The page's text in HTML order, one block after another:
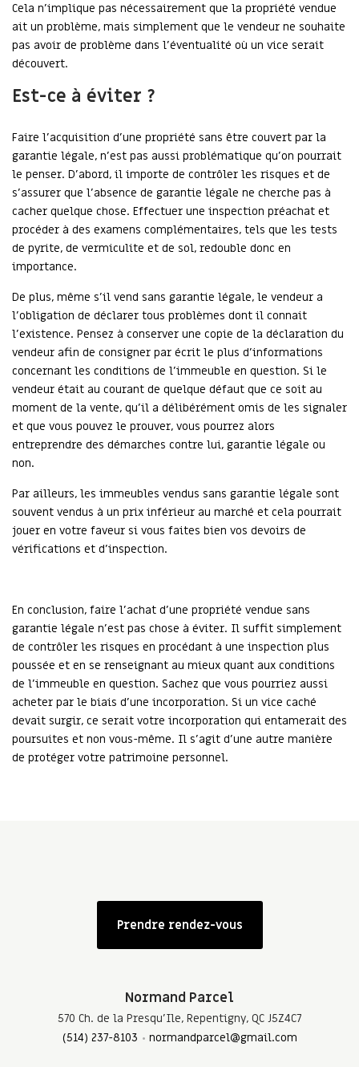
Cela n’implique pas nécessairement que la propriété vendue
ait un problème, mais simplement que le vendeur ne souhaite
pas avoir de problème dans l’éventualité où un vice serait
découvert.
Est-ce à éviter ?
Faire l’acquisition d’une propriété sans être couvert par la
garantie légale, n’est pas aussi problématique qu’on pourrait
le penser. D’abord, il importe de contrôler les risques et de
s’assurer que l’absence de garantie légale ne cherche pas à
cacher quelque chose. Effectuer une inspection préachat et
procéder à des examens complémentaires, tels que les tests
de pyrite, de vermiculite et de sol, redouble donc en
importance.
De plus, même s’il vend sans garantie légale, le vendeur a
l’obligation de déclarer tous problèmes dont il connait
l’existence. Pensez à conserver une copie de la déclaration du
vendeur afin de consigner par écrit le plus d’informations
concernant les conditions de l’immeuble en question. Si le
vendeur était au courant de quelque défaut que ce soit au
moment de la vente, qu’il a délibérément omis de les signaler
et que vous pouvez le prouver, vous pourrez alors
entreprendre des démarches contre lui, garantie légale ou
non.
Par ailleurs, les immeubles vendus sans garantie légale sont
souvent vendus à un prix inférieur au marché et cela pourrait
jouer en votre faveur si vous faites bien vos devoirs de
vérifications et d’inspection.
En conclusion, faire l’achat d’une propriété vendue sans
garantie légale n’est pas chose à éviter. Il suffit simplement
de contrôler les risques en procédant à une inspection plus
poussée et en se renseignant au mieux quant aux conditions
de l’immeuble en question. Sachez que vous pourriez aussi
acheter par le biais d’une incorporation. Si un vice caché
devait surgir, ce serait votre incorporation qui entamerait des
poursuites et non vous-même. Il s’agit d’une autre manière
de protéger votre patrimoine personnel.
Prendre rendez-vous
Normand Parcel
570 Ch. de la Presqu'Ile, Repentigny, QC J5Z4C7
(514) 237-8103
normandparcel@gmail.com